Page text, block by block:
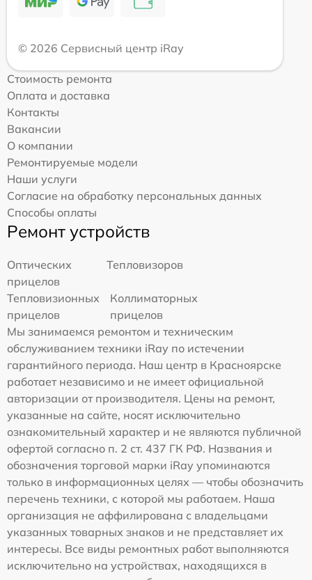
© 2026 Сервисный центр iRay
Стоимость ремонта
Оплата и доставка
Контакты
Вакансии
О компании
Ремонтируемые модели
Наши услуги
Согласие на обработку персональных данных
Способы оплаты
Ремонт устройств
Оптических
прицелов
Тепловизоров
Тепловизионных
прицелов
Коллиматорных
прицелов
Мы занимаемся ремонтом и техническим
обслуживанием техники iRay по истечении
гарантийного периода. Наш центр в Красноярске
работает независимо и не имеет официальной
авторизации от производителя. Цены на ремонт,
указанные на сайте, носят исключительно
ознакомительный характер и не являются публичной
офертой согласно п. 2 ст. 437 ГК РФ. Названия и
обозначения торговой марки iRay упоминаются
только в информационных целях — чтобы обозначить
перечень техники, с которой мы работаем. Наша
организация не аффилирована с владельцами
указанных товарных знаков и не представляет их
интересы. Все виды ремонтных работ выполняются
исключительно на устройствах, находящихся в